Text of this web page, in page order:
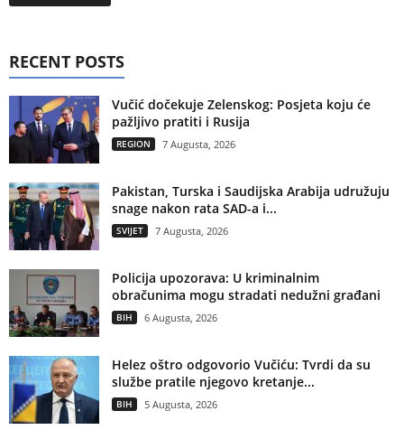
RECENT POSTS
Vučić dočekuje Zelenskog: Posjeta koju će
pažljivo pratiti i Rusija
REGION 7 Augusta, 2026
Pakistan, Turska i Saudijska Arabija udružuju
snage nakon rata SAD-a i...
SVIJET 7 Augusta, 2026
Policija upozorava: U kriminalnim
obračunima mogu stradati nedužni građani
BIH 6 Augusta, 2026
Helez oštro odgovorio Vučiću: Tvrdi da su
službe pratile njegovo kretanje...
BIH 5 Augusta, 2026